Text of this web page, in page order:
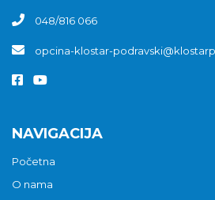
048/816 066
opcina-klostar-
NAVIGACIJA
Početna
O nama